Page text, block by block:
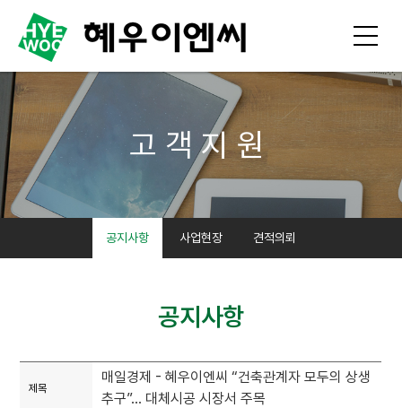
고객지원
공지사항 사업현장 견적의뢰
공지사항
제목
매일경제 - 혜우이엔씨 “건축관계자 모두의 상생
추구”… 대체시공 시장서 주목